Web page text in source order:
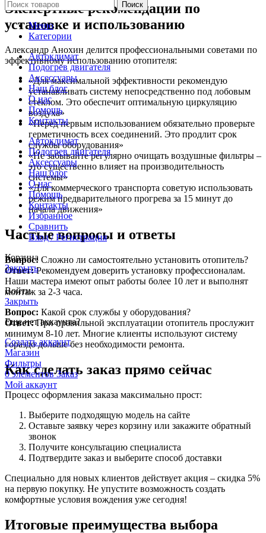
Экспертные рекомендации по
установке и использованию
Александр Анохин делится профессиональными советами по
эффективному использованию отопителя:
«Для максимальной эффективности рекомендую
устанавливать систему непосредственно под лобовым
стеклом. Это обеспечит оптимальную циркуляцию
воздуха»
«Перед первым использованием обязательно проверьте
герметичность всех соединений. Это продлит срок
службы оборудования»
«Не забывайте регулярно очищать воздушные фильтры –
это существенно влияет на производительность
системы»
«Для коммерческого транспорта советую использовать
режим предварительного прогрева за 15 минут до
начала движения»
Частые вопросы и ответы
Вопрос: Сложно ли самостоятельно установить отопитель?
Ответ:Рекомендуем доверить установку профессионалам.
Наши мастера имеют опыт работы более 10 лет и выполнят
монтаж за 2-3 часа.
Вопрос: Какой срок службы у оборудования?
Ответ:При правильной эксплуатации отопитель прослужит
минимум 8-10 лет. Многие клиенты используют систему
гораздо дольше без необходимости ремонта.
Как сделать заказ прямо сейчас
Процесс оформления заказа максимально прост:
Выберите подходящую модель на сайте
Оставьте заявку через корзину или закажите обратный
звонок
Получите консультацию специалиста
Подтвердите заказ и выберите способ доставки
Специально для новых клиентов действует акция – скидка 5%
на первую покупку. Не упустите возможность создать
комфортные условия вождения уже сегодня!
Итоговые преимущества выбора
Поиск
Меню
Категории
Автоклимат
Подогрев двигателя
Аксессуары
Наш блог
О нас
Помощь
Контакты
Автоклимат
Подогрев двигателя
Аксессуары
Наш блог
О нас
Помощь
Контакты
Избранное
Сравнить
Вход / Регистрация
Корзина
Закрыть
Войти
Закрыть
Еще нет аккаунта?
Создать аккаунт
Магазин
Фильтры
0элементов Заказ
Мой аккаунт